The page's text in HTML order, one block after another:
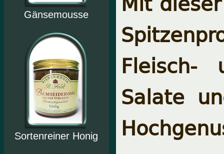
Gänsemousse
Sortenreiner Honig
Fleisch-
Salate